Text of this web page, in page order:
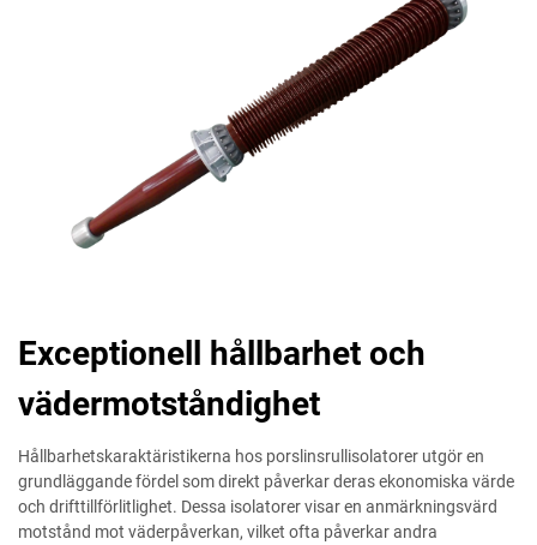
Exceptionell hållbarhet och
vädermotståndighet
Hållbarhetskaraktäristikerna hos porslinsrullisolatorer utgör en
grundläggande fördel som direkt påverkar deras ekonomiska värde
och drifttillförlitlighet. Dessa isolatorer visar en anmärkningsvärd
motstånd mot väderpåverkan, vilket ofta påverkar andra